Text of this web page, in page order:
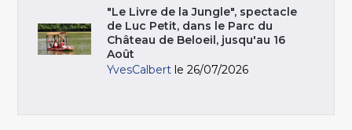
"Le Livre de la Jungle", spectacle
de Luc Petit, dans le Parc du
Château de Beloeil, jusqu'au 16
Août
YvesCalbert le 26/07/2026